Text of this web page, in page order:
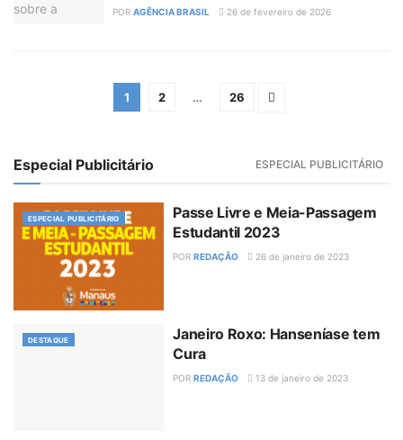
POR AGÊNCIA BRASIL 26 de fevereiro de 2026
1 2 … 26
Especial Publicitário ESPECIAL PUBLICITÁRIO
ESPECIAL PUBLICITÁRIO
Passe Livre e Meia-Passagem
Estudantil 2023
POR REDAÇÃO 26 de janeiro de 2023
DESTAQUE
Janeiro Roxo: Hanseníase tem
Cura
POR REDAÇÃO 13 de janeiro de 2023